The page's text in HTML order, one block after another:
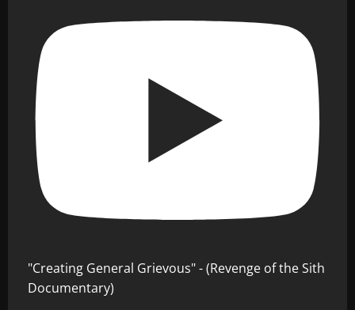
"Creating General Grievous" - (Revenge of the Sith
Documentary)